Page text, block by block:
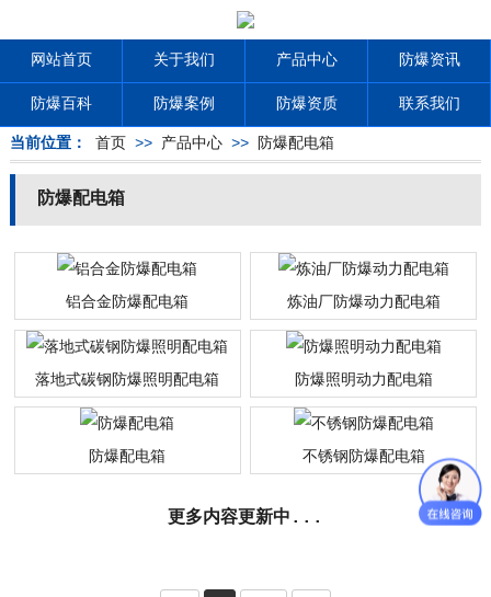
网站首页 关于我们 产品中心 防爆资讯
防爆百科 防爆案例 防爆资质 联系我们
当前位置： 首页 >> 产品中心>> 防爆配电箱
防爆配电箱
铝合金防爆配电箱 炼油厂防爆动力配电箱
落地式碳钢防爆照明配电箱 防爆照明动力配电箱
防爆配电箱 不锈钢防爆配电箱
更多内容更新中...